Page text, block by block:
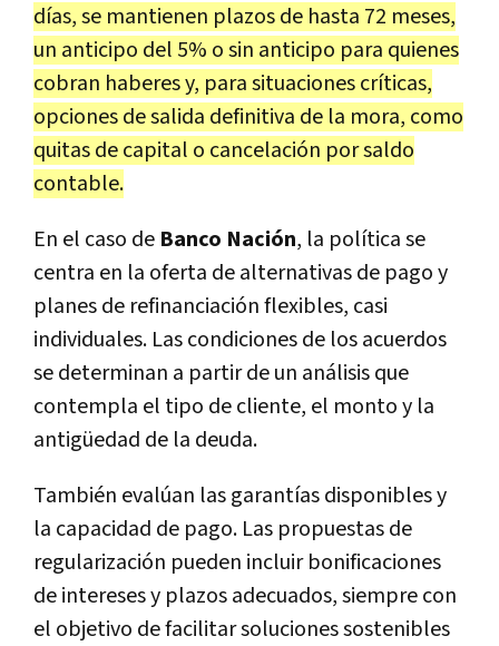
días, se mantienen plazos de hasta 72 meses,
un anticipo del 5% o sin anticipo para quienes
cobran haberes y, para situaciones críticas,
opciones de salida definitiva de la mora, como
quitas de capital o cancelación por saldo
contable.
En el caso de Banco Nación, la política se
centra en la oferta de alternativas de pago y
planes de refinanciación flexibles, casi
individuales. Las condiciones de los acuerdos
se determinan a partir de un análisis que
contempla el tipo de cliente, el monto y la
antigüedad de la deuda.
También evalúan las garantías disponibles y
la capacidad de pago. Las propuestas de
regularización pueden incluir bonificaciones
de intereses y plazos adecuados, siempre con
el objetivo de facilitar soluciones sostenibles